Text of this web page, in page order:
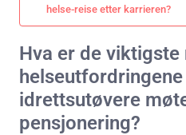
helse-reise etter karrieren?
Hva er de viktigste
idrettsutøvere
pensjonering?